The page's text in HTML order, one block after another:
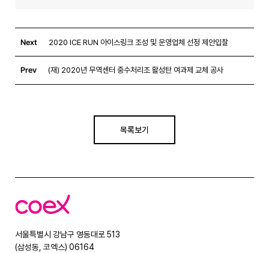
Next 2020 ICE RUN 아이스링크 조성 및 운영업체 선정 제안입찰
Prev (재) 2020년 무역센터 중수처리조 활성탄 여과제 교체 공사
목록보기
코
엑
서울특별시 강남구 영동대로 513
(삼성동, 코엑스) 06164